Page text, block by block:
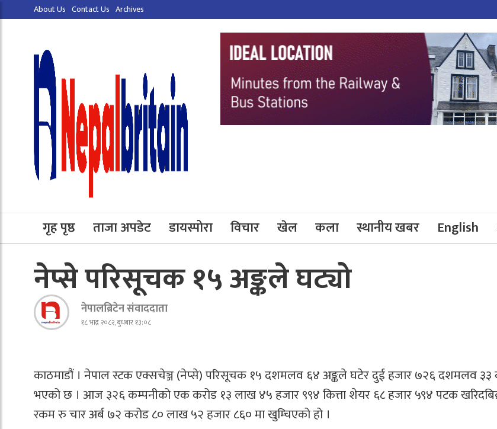
About Us Contact Us Archives
गृह पृष्ठ ताजा अपडेट डायस्पोरा विचार खेल कला स्थानीय खबर English
नेप्से परिसूचक १५ अङ्कले घट्यो
नेपालब्रिटेन संवाददाता
१८ भाद्र २०८२, बुधबार १३:०८
काठमाडौं । नेपाल स्टक एक्सचेञ्ज (नेप्से) परिसूचक १५ दशमलव ६४ अङ्कले घटेर दुई हजार ७२६ दशमलव ३३
भएको छ । आज ३२६ कम्पनीको एक करोड १३ लाख ४५ हजार ९९४ कित्ता शेयर ६८ हजार ५९४ पटक
रकम रु चार अर्ब ७२ करोड ८० लाख ५२ हजार ८६० मा खुम्चिएको हो ।